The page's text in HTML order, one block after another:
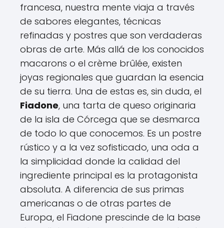
francesa, nuestra mente viaja a través
de sabores elegantes, técnicas
refinadas y postres que son verdaderas
obras de arte. Más allá de los conocidos
macarons o el crème brûlée, existen
joyas regionales que guardan la esencia
de su tierra. Una de estas es, sin duda, el
Fiadone, una tarta de queso originaria
de la isla de Córcega que se desmarca
de todo lo que conocemos. Es un postre
rústico y a la vez sofisticado, una oda a
la simplicidad donde la calidad del
ingrediente principal es la protagonista
absoluta. A diferencia de sus primas
americanas o de otras partes de
Europa, el Fiadone prescinde de la base